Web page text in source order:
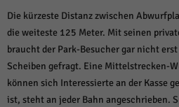
Die kürzeste Distanz zwischen
die weiteste 125 Meter. Mit seinen
braucht der Park-Besucher gar nicht
Scheiben gefragt. Eine Mittelstrecken-
können sich Interessierte an der Kasse
ist, steht an jeder Bahn angeschrieben.
Inhalte von Videoplattformen und Social-
standardmäßig blockiert. Wenn Cookies
mehr.
powered by Borlabs Cookie